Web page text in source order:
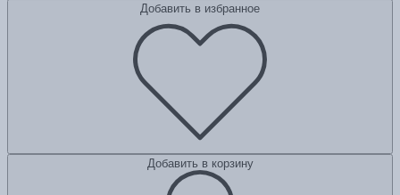
Добавить в избранное
Добавить в корзину